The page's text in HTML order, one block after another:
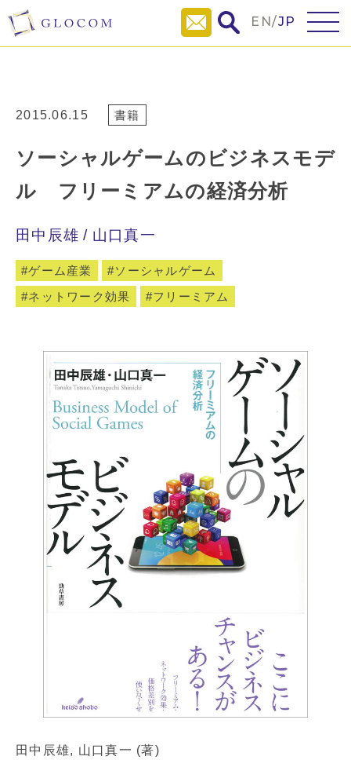
EN/JP
2015.06.15 書籍
ソーシャルゲームのビジネスモデ
ル フリーミアムの経済分析
田中辰雄 山口真一
ゲーム産業
ソーシャルゲーム
ネットワーク効果
フリーミアム
田中辰雄, 山口真一 (著)